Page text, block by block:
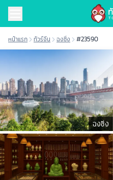
หน้าแรก ทัวร์จีน ฉงชิ่ง #23590
ฉงชิ่ง